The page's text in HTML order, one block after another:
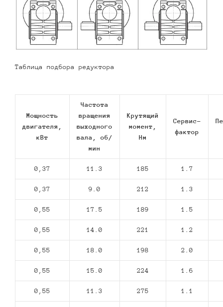
Таблица подбора редуктора
Мощность
двигателя,
кВт
Частота
вращения
выходного
вала, об/
мин
Крутящий
момент,
Нм
Сервис-
фактор
0,37 11.3 185 1.7
0,37 9.0 212 1.3
0,55 17.5 189 1.5
0,55 14.0 221 1.2
0,55 18.0 198 2.0
0,55 15.0 224 1.6
0,55 11.3 275 1.1